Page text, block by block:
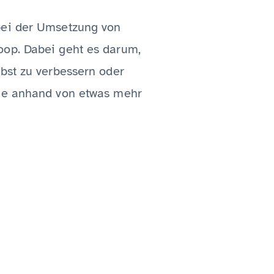
der Umsetzung von
Dabei geht es darum,
zu verbessern oder
anhand von etwas mehr